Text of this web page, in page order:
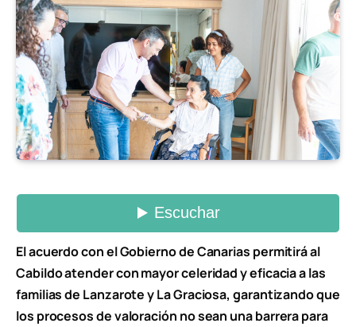
El acuerdo con el Gobierno de Canarias permitirá al
Cabildo atender con mayor celeridad y eficacia a las
familias de Lanzarote y La Graciosa, garantizando que
los procesos de valoración no sean una barrera para